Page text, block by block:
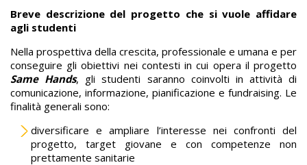
Breve descrizione del progetto che si vuole affidare
agli studenti
Nella prospettiva della crescita, professionale e umana e per
conseguire gli obiettivi nei contesti in cui opera il progetto
Same Hands, gli studenti saranno coinvolti in attività di
comunicazione, informazione, pianificazione e fundraising. Le
finalità generali sono:
diversificare e ampliare l’interesse nei confronti del
progetto, target giovane e con competenze non
prettamente sanitarie